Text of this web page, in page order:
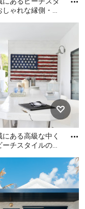
しゃれな縁側・ポ
にあるビーチスタ
しゃれな縁側・ポ
真
ある高級な中く
ーチスタイルのお
、張り出し屋根)
にある高級な中く
ーチスタイルのお
な縁側・ポーチ (タイ
、張り出し屋根) の写